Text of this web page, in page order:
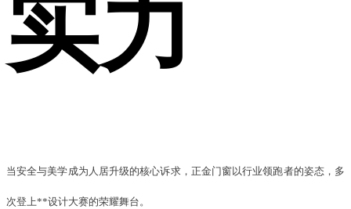
实力
当安全与美学成为人居升级的核心诉求，正金门窗以行业领跑者的姿态，多
次登上**设计大赛的荣耀舞台。